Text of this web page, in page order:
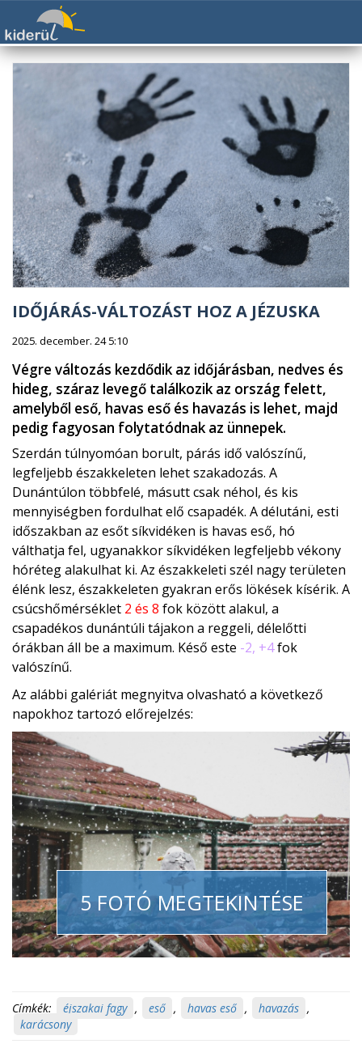
IDŐJÁRÁS-VÁLTOZÁST HOZ A JÉZUSKA
2025. december. 24 5:10
Végre változás kezdődik az időjárásban, nedves és
hideg, száraz levegő találkozik az ország felett,
amelyből eső, havas eső és havazás is lehet, majd
pedig fagyosan folytatódnak az ünnepek.
Szerdán túlnyomóan borult, párás idő valószínű,
legfeljebb északkeleten lehet szakadozás. A
Dunántúlon többfelé, másutt csak néhol, és kis
mennyiségben fordulhat elő csapadék. A délutáni, esti
időszakban az esőt síkvidéken is havas eső, hó
válthatja fel, ugyanakkor síkvidéken legfeljebb vékony
hóréteg alakulhat ki. Az északkeleti szél nagy területen
élénk lesz, északkeleten gyakran erős lökések kísérik. A
csúcshőmérséklet 2 és 8 fok között alakul, a
csapadékos dunántúli tájakon a reggeli, délelőtti
órákban áll be a maximum. Késő este -2, +4fok
valószínű.
Az alábbi galériát megnyitva olvasható a következő
napokhoz tartozó előrejelzés:
5 FOTÓ MEGTEKINTÉSE
Címkék: éjszakai fagy , eső , havas eső , havazás ,
karácsony